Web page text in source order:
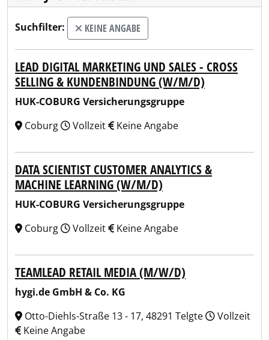
Suchfilter: KEINE ANGABE
LEAD DIGITAL MARKETING UND SALES - CROSS
SELLING & KUNDENBINDUNG (W/M/D)
HUK-COBURG Versicherungsgruppe
Coburg
Vollzeit Keine Angabe
DATA SCIENTIST CUSTOMER ANALYTICS &
MACHINE LEARNING (W/M/D)
HUK-COBURG Versicherungsgruppe
Coburg
Vollzeit Keine Angabe
TEAMLEAD RETAIL MEDIA (M/W/D)
hygi.de GmbH & Co. KG
Otto-Diehls-Straße 13 - 17, 48291 Telgte
Vollzeit
Keine Angabe